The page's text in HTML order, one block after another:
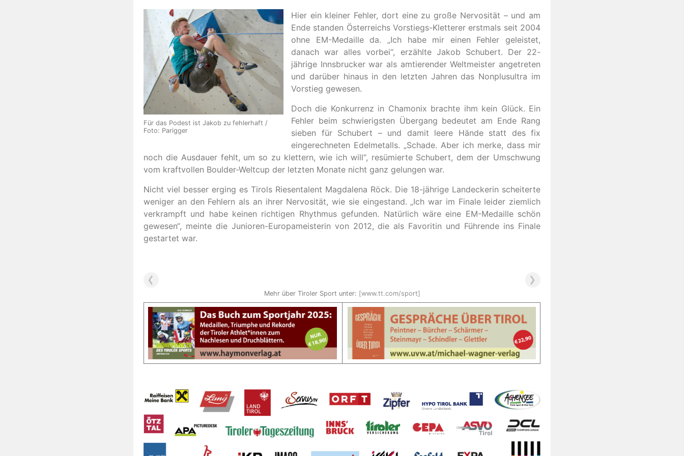
Für das Podest ist Jakob zu fehlerhaft /
Foto: Parigger
Hier ein kleiner Fehler, dort eine zu große Nervosität – und am
Ende standen Österreichs Vorstiegs-Kletterer erstmals seit 2004
ohne EM-Medaille da. „Ich habe mir einen Fehler geleistet,
danach war alles vorbei“, erzählte Jakob Schubert. Der 22-
jährige Innsbrucker war als amtierender Weltmeister angetreten
und darüber hinaus in den letzten Jahren das Nonplusultra im
Vorstieg gewesen.
Doch die Konkurrenz in Chamonix brachte ihm kein Glück. Ein
Fehler beim schwierigsten Übergang bedeutet am Ende Rang
sieben für Schubert – und damit leere Hände statt des fix
eingerechneten Edelmetalls. „Schade. Aber ich merke, dass mir
noch die Ausdauer fehlt, um so zu klettern, wie ich will“, resümierte Schubert, dem der Umschwung
vom kraftvollen Boulder-Weltcup der letzten Monate nicht ganz gelungen war.
Nicht viel besser erging es Tirols Riesentalent Magdalena Röck. Die 18-jährige Landeckerin scheiterte
weniger an den Fehlern als an ihrer Nervosität, wie sie eingestand. „Ich war im Finale leider ziemlich
verkrampft und habe keinen richtigen Rhythmus gefunden. Natürlich wäre eine EM-Medaille schön
gewesen“, meinte die Junioren-Europameisterin von 2012, die als Favoritin und Führende ins Finale
gestartet war.
Mehr über Tiroler Sport unter: [www.tt.com/sport]